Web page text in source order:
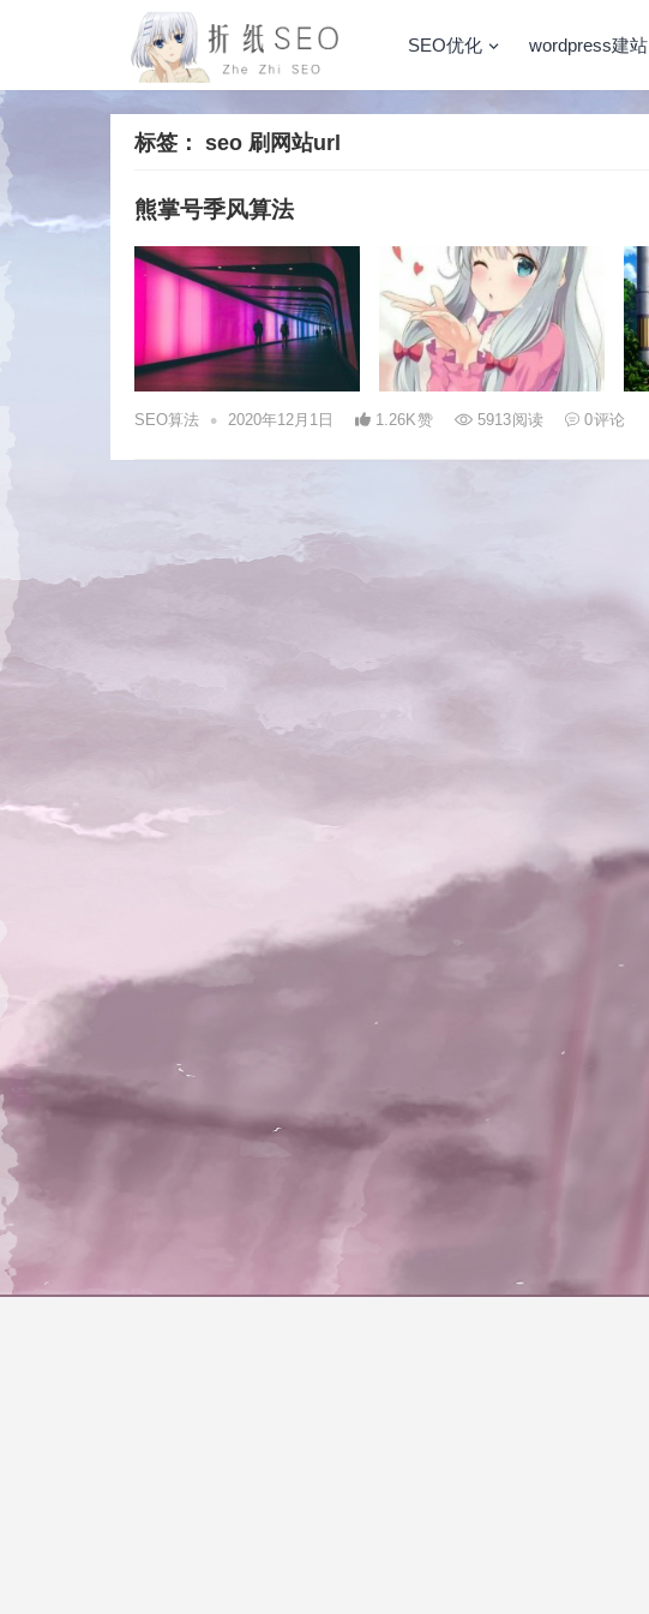
SEO优化 wordpress建站
标签： seo 刷网站url
熊掌号季风算法
SEO算法 • 2020年12月1日 1.26K赞 5913阅读 0评论